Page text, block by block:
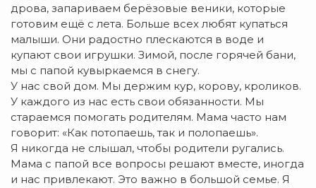
дрова, запариваем берёзовые веники, которые
готовим ещё с лета. Больше всех любят купаться
малыши. Они радостно плескаются в воде и
купают свои игрушки. Зимой, после горячей бани,
мы с папой кувыркаемся в снегу.
У нас свой дом. Мы держим кур, корову, кроликов.
У каждого из нас есть свои обязанности. Мы
стараемся помогать родителям. Мама часто нам
говорит: «Как потопаешь, так и полопаешь».
Я никогда не слышал, чтобы родители ругались.
Мама с папой все вопросы решают вместе, иногда
и нас привлекают. Это важно в большой семье. Я